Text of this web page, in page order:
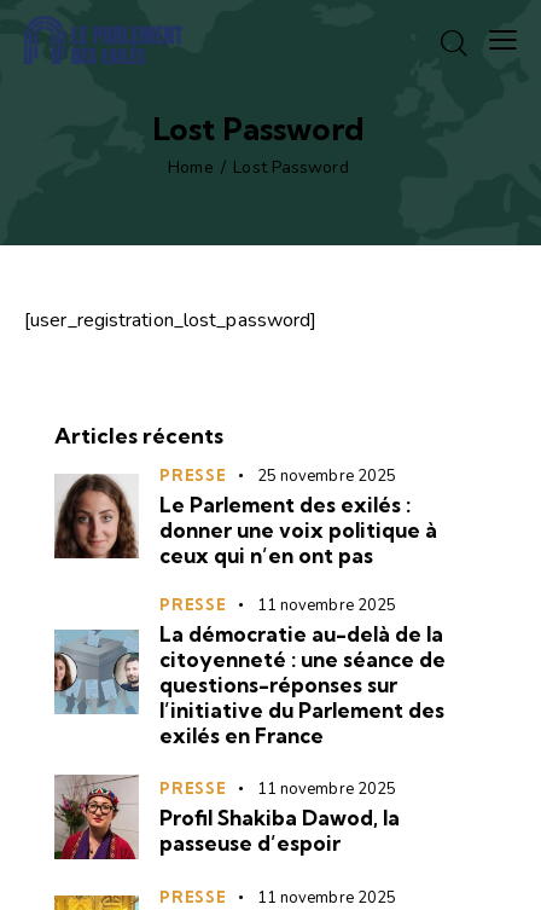
Lost Password
Home Lost Password
[user_registration_lost_password]
Articles récents
PRESSE 25 novembre 2025
Le Parlement des exilés :
donner une voix politique à
ceux qui n’en ont pas
PRESSE 11 novembre 2025
La démocratie au-delà de la
citoyenneté : une séance de
questions-réponses sur
l’initiative du Parlement des
exilés en France
PRESSE 11 novembre 2025
Profil Shakiba Dawod, la
passeuse d’espoir
PRESSE 11 novembre 2025